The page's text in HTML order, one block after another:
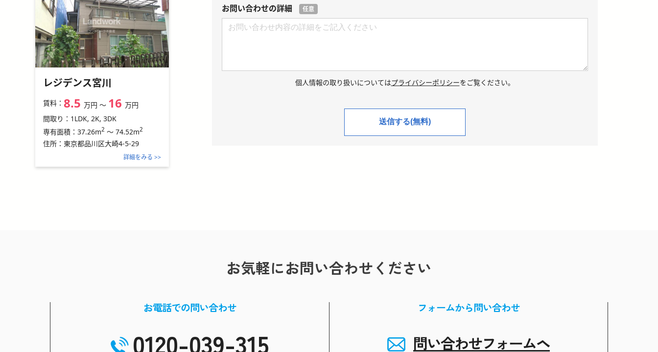
お問い合わせの詳細 任意
個人情報の取り扱いについてはプライバシーポリシーをご覧ください。
レジデンス宮川
賃料： 8.5 万円 〜 16 万円
間取り： 1LDK, 2K, 3DK
専有面積： 37.26m2 ～ 74.52m2
住所： 東京都品川区大崎4-5-29
詳細をみる >>
お気軽にお問い合わせください
お電話での問い合わせ
0120-039-315
フォームから問い合わせ
問い合わせフォームヘ